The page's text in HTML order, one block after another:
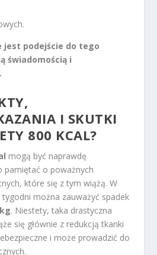
podejście do tego
świadomością i
I SKUTKI
800 KCAL?
mogą być naprawdę
pamiętać o poważnych
które się z tym wiążą. W
można zauważyć spadek
. Niestety, taka drastyczna
się głównie z redukcją tkanki
i może prowadzić do